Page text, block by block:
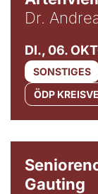
Dr.
DI., 06.
SONSTIGES
ÖDP
Gauting